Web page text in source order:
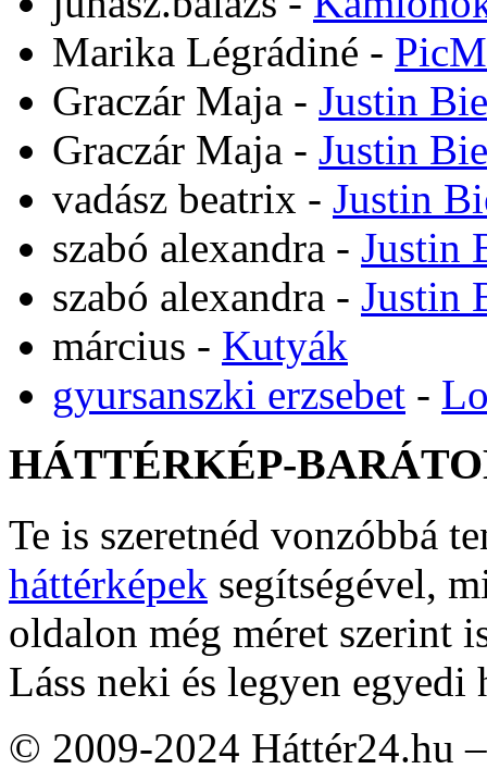
Marika Légrádiné -
Graczár Maja - Justin
Graczár Maja - Justin
vadász beatrix - Justin
szabó alexandra - Justin
szabó alexandra - Justin
március - Kutyák
gyursanszki erzsebet -
HÁTTÉRKÉP-
Te is szeretnéd vonzóbbá
háttérképek segítségével,
oldalon még méret szerint
Láss neki és legyen egyedi
© 2009-2024 Háttér24.hu